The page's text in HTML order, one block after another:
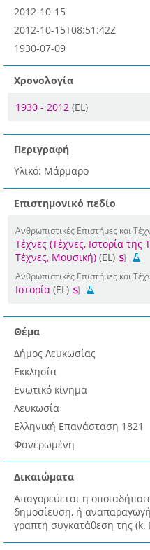
2012-10-15
2012-10-15T08:51:42Z
1930-07-09
Χρονολογία
1930 - 2012 (EL)
Περιγραφή
Υλικό: Μάρμαρο
Επιστημονικό πεδίο
Ανθρωπιστικές Επιστήμες και
Τέχνες (Τέχνες, Ιστορία της
Τέχνες, Μουσική) (EL)
Ανθρωπιστικές Επιστήμες και
Ιστορία (EL)
Θέμα
Δήμος Λευκωσίας
Εκκλησία
Ενωτικό κίνημα
Λευκωσία
Ελληνική Επανάσταση 1821
Φανερωμένη
Δικαιώματα
Απαγορεύεται η
δημοσίευση, ή
γραπτή συγκατάθεση της (k.